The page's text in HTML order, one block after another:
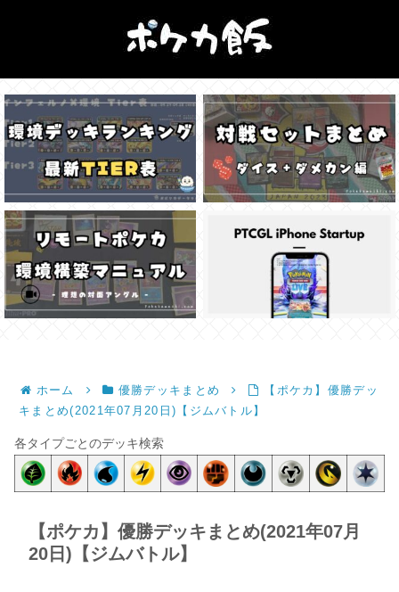
ホーム 優勝デッキまとめ
【ポケカ】優勝デッ
キまとめ(2021年07月20日)【ジムバトル】
各タイプごとのデッキ検索
【ポケカ】優勝デッキまとめ(2021年07月
20日)【ジムバトル】